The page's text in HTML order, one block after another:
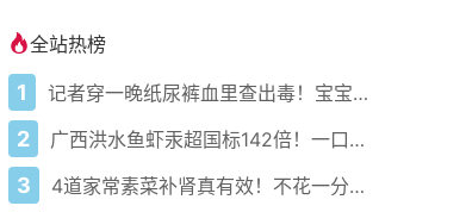
全站热榜
1 记者穿一晚纸尿裤血里查出毒！宝宝血液浓度竟是成人的5倍？
2 广西洪水鱼虾汞超国标142倍！一口送命真不是吓唬你
3 4道家常素菜补肾真有效！不花一分钱还比生蚝更温和